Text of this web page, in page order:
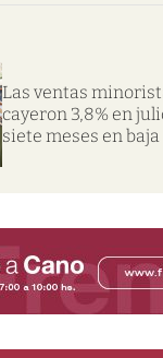
Las ventas
cayeron 3,8% en
siete meses en baja